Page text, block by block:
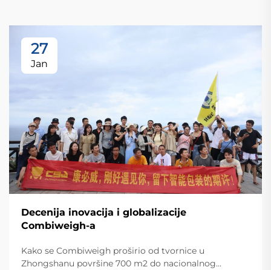
27
Jan
Decenija inovacija i globalizacije
Combiweigh-a
Kako se Combiweigh proširio od tvornice u
Zhongshanu površine 700 m2 do nacionalnog